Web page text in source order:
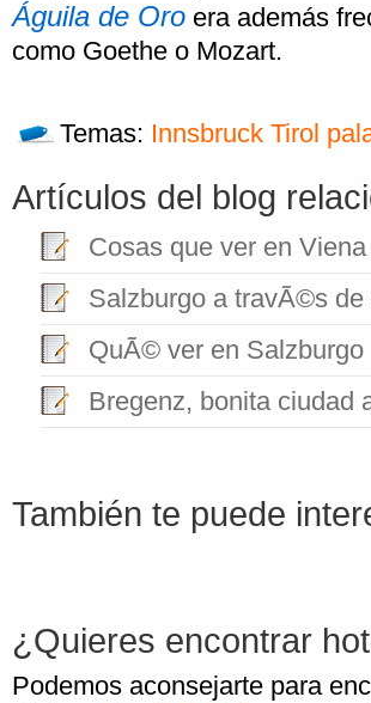
Águila de Oro era además
como Goethe o Mozart.
Temas: Innsbruck Tirol
Artículos del blog
Cosas que ver en Viena
Salzburgo a travÃ©s de
QuÃ© ver en Salzburgo
Bregenz, bonita ciudad
También te puede
¿Quieres encontrar
Podemos aconsejarte para